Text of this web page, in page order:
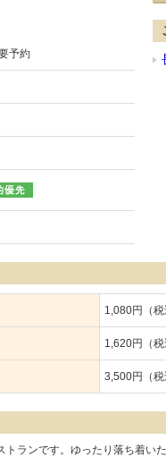
予約
1,080円（税
1,620円（税
3,500円（税
ランです。ゆったり落ち着い